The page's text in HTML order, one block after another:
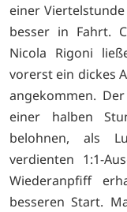
einer
besser in Fahrt.
Nicola Rigoni
vorerst ein dickes
angekommen.
einer halben
belohnen, als
verdienten 1:1-
Wiederanpfiff
besseren Start.